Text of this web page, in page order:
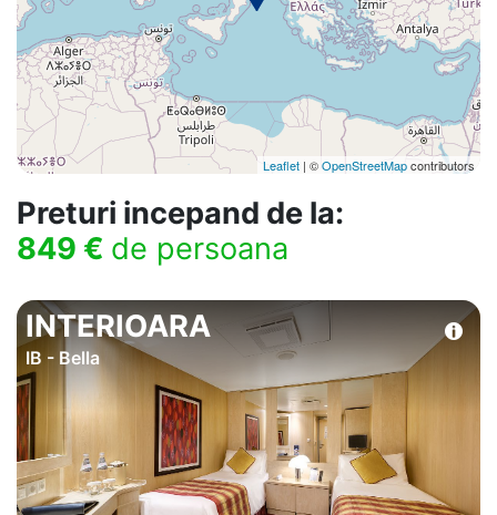
Leaflet | ©OpenStreetMapcontributors
Preturi incepand de la:
849 € de persoana
INTERIOARA
IB - Bella